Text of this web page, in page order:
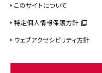
このサイトについて
特定個人情報保護方針
ウェブアクセシビリティ方針